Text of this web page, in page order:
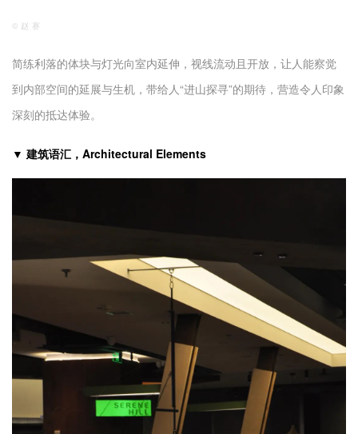
© 赵 赛
简练利落的体块与灯光向室内延伸，视线流动且开放，让人能察觉
到内部空间的延展与生机，带给人“进山探寻”的期待，营造令人印象
深刻的抵达体验。
▼ 建筑语汇，Architectural Elements